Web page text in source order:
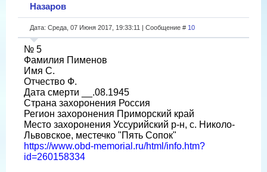
Назаров
Дата: Среда, 07 Июня 2017, 19:33:11 | Сообщение # 10
№ 5
Фамилия Пименов
Имя С.
Отчество Ф.
Дата смерти __.08.1945
Страна захоронения Россия
Регион захоронения Приморский край
Место захоронения Уссурийский р-н, с. Николо-
Львовское, местечко "Пять Сопок"
https://www.obd-memorial.ru/html/info.htm?
id=260158334